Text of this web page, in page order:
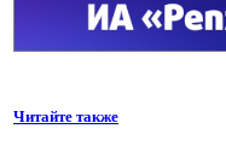
Читайте также